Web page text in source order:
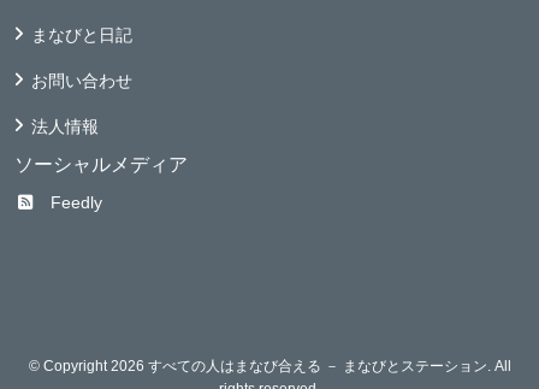
まなびと日記
お問い合わせ
法人情報
ソーシャルメディア
Feedly
© Copyright 2026 すべての人はまなび合える － まなびとステーション. All